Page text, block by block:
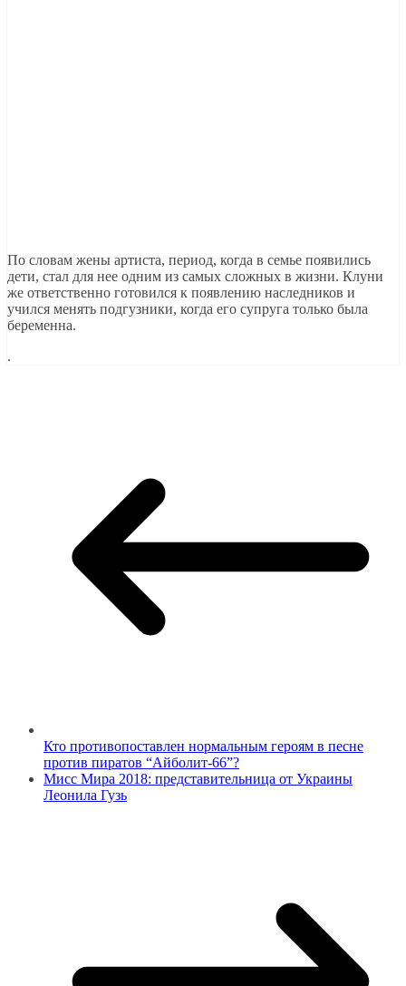
По словам жены артиста, период, когда в семье появились
дети, стал для нее одним из самых сложных в жизни. Клуни
же ответственно готовился к появлению наследников и
учился менять подгузники, когда его супруга только была
беременна.
.
Кто противопоставлен нормальным героям в песне
против пиратов “Айболит-66”?
Мисс Мира 2018: представительница от Украины
Леонила Гузь